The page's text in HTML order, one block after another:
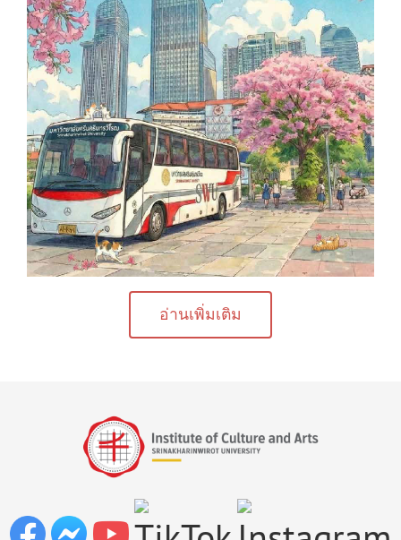
อ่านเพิ่มเติม